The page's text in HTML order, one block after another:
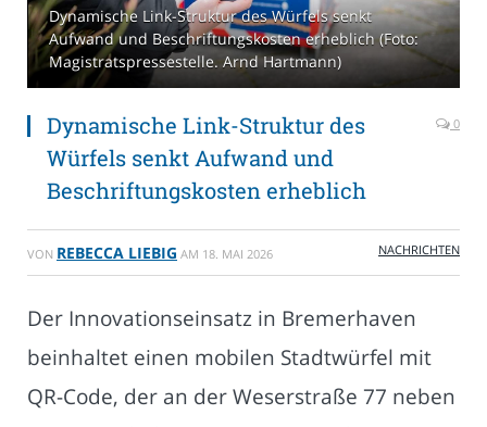
Dynamische Link-Struktur des Würfels senkt
Aufwand und Beschriftungskosten erheblich (Foto:
Magistratspressestelle. Arnd Hartmann)
Dynamische Link-Struktur des
Würfels senkt Aufwand und
Beschriftungskosten erheblich
0
VON REBECCA LIEBIG AM 18. MAI 2026 NACHRICHTEN
Der Innovationseinsatz in Bremerhaven
beinhaltet einen mobilen Stadtwürfel mit
QR-Code, der an der Weserstraße 77 neben